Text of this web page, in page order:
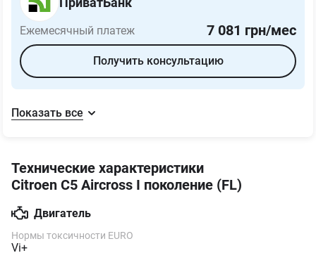
ПриватБанк
Ежемесячный платеж 7 081 грн/мес
Технические характеристики
Citroen C5 Aircross I поколение (FL)